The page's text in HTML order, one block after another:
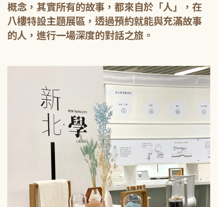
概念，其實所有的故事，都來自於「人」，在
八樓特設主題展區，透過預約就能與充滿故事
的人，進行一場深度的對話之旅。